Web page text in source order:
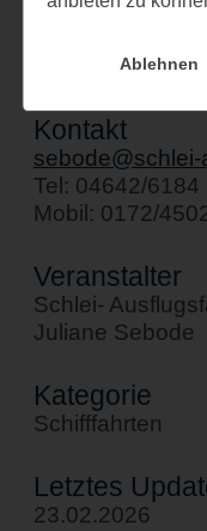
↪ Google Maps
Kontakt
Tel: 04642/6184
Mobil: 0172/
Veranstalter
Schlei-
Juliane Sebode
Kategorie
Schifffahrten
Letztes
23.02.2026
Ablehnen